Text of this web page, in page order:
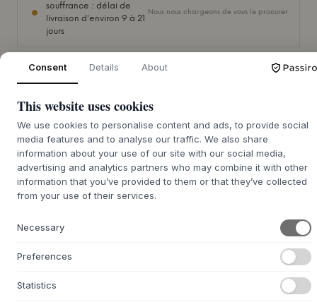
souffrance : délai de
livraison d'environ 9 à 21
jours
Nous nous chargeons de vous le procurer
DESCRIPTION
Le fauteuil lounge Area deHübschest un hommage au
confort décontracté et à l'esthétique nordique. Sa
silhouette accueillante, avec son dossier haut et ses bords
doucement arrondis, crée une expression visuellement
sereine. Le revêtement en polyester, garni de mousse de
polyuréthane, offre une assise confortable et une surface
deHübsch
danois, où forme et fonction s'unissent harmonieusement.
d'assise, le fauteuil lounge Area invite à de longs moments
Consent Details About
This website uses cookies
We use cookies to personalise content and ads, to provide social
media features and to analyse our traffic. We also share
information about your use of our site with our social media,
advertising and analytics partners who may combine it with other
information that you’ve provided to them or that they’ve collected
from your use of their services.
Necessary
Preferences
Statistics